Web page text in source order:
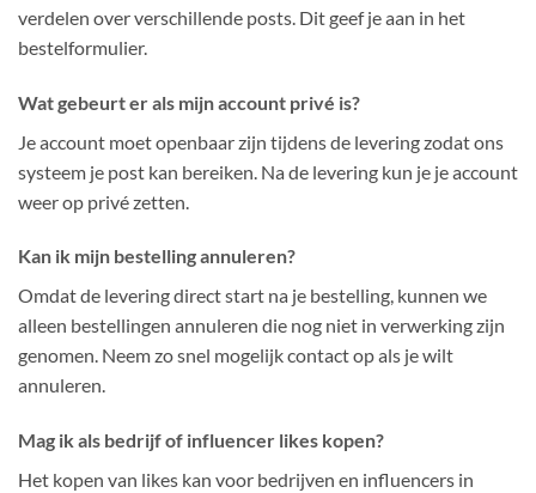
verdelen over verschillende posts. Dit geef je aan in het
bestelformulier.
Wat gebeurt er als mijn account privé is?
Je account moet openbaar zijn tijdens de levering zodat ons
systeem je post kan bereiken. Na de levering kun je je account
weer op privé zetten.
Kan ik mijn bestelling annuleren?
Omdat de levering direct start na je bestelling, kunnen we
alleen bestellingen annuleren die nog niet in verwerking zijn
genomen. Neem zo snel mogelijk contact op als je wilt
annuleren.
Mag ik als bedrijf of influencer likes kopen?
Het kopen van likes kan voor bedrijven en influencers in